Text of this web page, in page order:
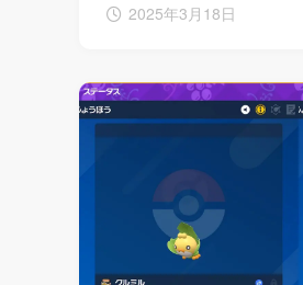
2025年3月18日